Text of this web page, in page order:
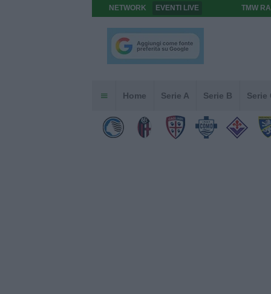
NETWORK EVENTI LIVE TMW
Home Serie A Serie B Serie